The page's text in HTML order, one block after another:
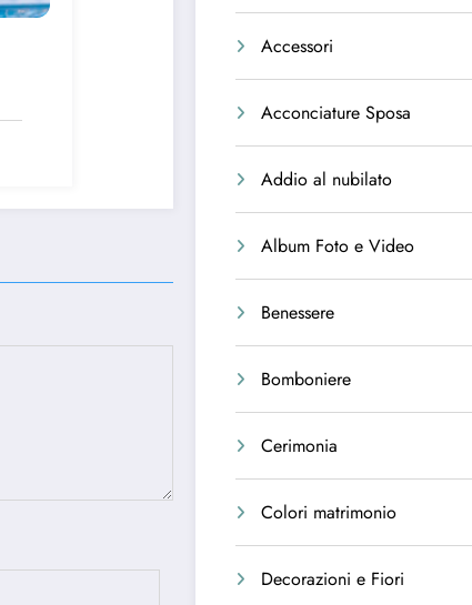
Accessori
Acconciature Sposa
Addio al nubilato
Album Foto e Video
Benessere
Bomboniere
Cerimonia
Colori matrimonio
Decorazioni e Fiori